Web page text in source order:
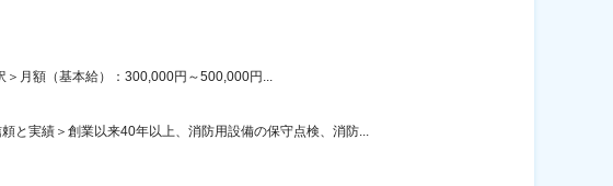
月額（基本給）：300,000円～500,000円...
と実績＞創業以来40年以上、消防用設備の保守点検、消防...